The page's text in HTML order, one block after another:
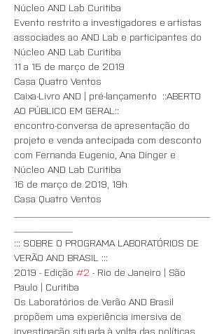
Núcleo AND Lab Curitiba
Evento restrito a investigadores e artistas
associades ao AND Lab e participantes do
Núcleo AND Lab Curitiba
11 a 15 de março de 2019
Casa Quatro Ventos
Caixa-Livro AND | pré-lançamento  ::ABERTO
AO PÚBLICO EM GERAL::
encontro-conversa de apresentação do
projeto e venda antecipada com desconto
com Fernanda Eugenio, Ana Dinger e
Núcleo AND Lab Curitiba
16 de março de 2019, 19h
Casa Quatro Ventos
::: SOBRE O PROGRAMA LABORATÓRIOS DE
VERÃO AND BRASIL :::
2019 - Edição #2 - Rio de Janeiro | São
Paulo | Curitiba
Os Laboratórios de Verão AND Brasil
propõem uma experiência imersiva de
investigação situada à volta das políticas